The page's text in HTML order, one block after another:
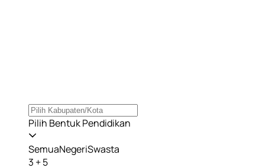
Pilih Bentuk Pendidikan
SemuaNegeriSwasta
3 + 5